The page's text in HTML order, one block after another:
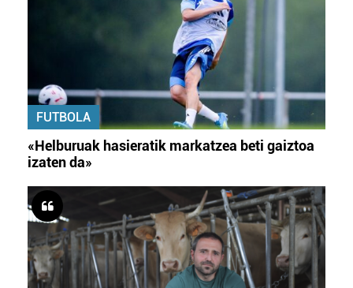
FUTBOLA
«Helburuak hasieratik markatzea beti gaiztoa
izaten da»